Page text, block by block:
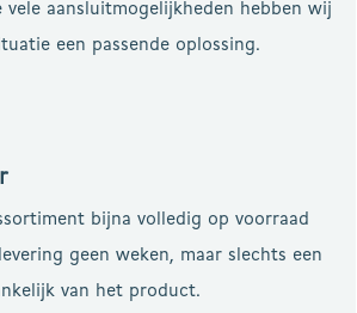
aansluitmogelijkheden hebben wij
een passende oplossing.
bijna volledig op voorraad
geen weken, maar slechts een
van het product.